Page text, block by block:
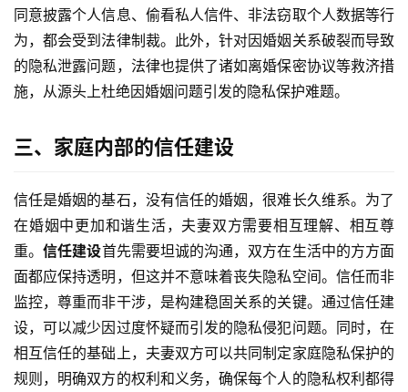
同意披露个人信息、偷看私人信件、非法窃取个人数据等行
为，都会受到法律制裁。此外，针对因婚姻关系破裂而导致
的隐私泄露问题，法律也提供了诸如离婚保密协议等救济措
施，从源头上杜绝因婚姻问题引发的隐私保护难题。
三、家庭内部的信任建设
信任是婚姻的基石，没有信任的婚姻，很难长久维系。为了
在婚姻中更加和谐生活，夫妻双方需要相互理解、相互尊
重。信任建设首先需要坦诚的沟通，双方在生活中的方方面
面都应保持透明，但这并不意味着丧失隐私空间。信任而非
监控，尊重而非干涉，是构建稳固关系的关键。通过信任建
设，可以减少因过度怀疑而引发的隐私侵犯问题。同时，在
相互信任的基础上，夫妻双方可以共同制定家庭隐私保护的
规则，明确双方的权利和义务，确保每个人的隐私权利都得